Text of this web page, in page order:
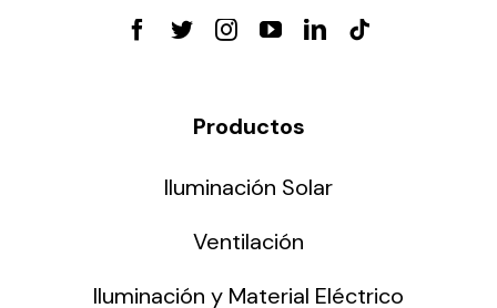
Productos
Iluminación Solar
Ventilación
Iluminación y Material Eléctrico